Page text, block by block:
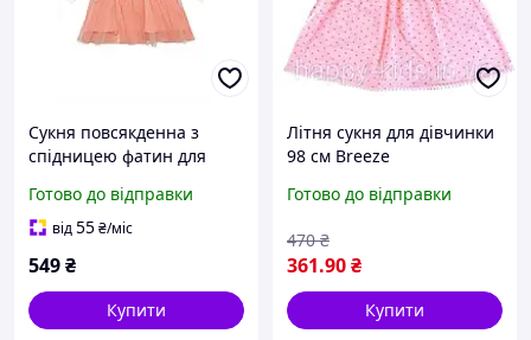
Сукня повсякденна з
спідницею фатин для
персиковий
Готово до відправки
від55₴/міс
549₴
Купити
Літня сукня для дівчинки
98 см Breeze
Готово до відправки
361.90₴
470 ₴
Купити